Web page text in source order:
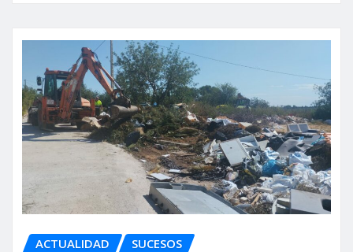
ACTUALIDAD SUCESOS